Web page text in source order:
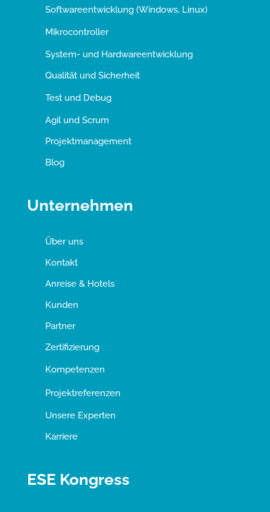
Softwareentwicklung (Windows, Linux)
Mikrocontroller
System- und Hardwareentwicklung
Qualität und Sicherheit
Test und Debug
Agil und Scrum
Projektmanagement
Blog
Unternehmen
Über uns
Kontakt
Anreise & Hotels
Kunden
Partner
Zertifizierung
Kompetenzen
Projektreferenzen
Unsere Experten
Karriere
ESE Kongress